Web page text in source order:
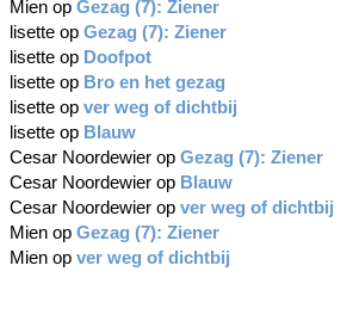
Mien op Gezag (7): Ziener
lisette op Gezag (7): Ziener
lisette op Doofpot
lisette op Bro en het gezag
lisette op ver weg of dichtbij
lisette op Blauw
Cesar Noordewier op Gezag (7): Ziener
Cesar Noordewier op Blauw
Cesar Noordewier op ver weg of dichtbij
Mien op Gezag (7): Ziener
Mien op ver weg of dichtbij